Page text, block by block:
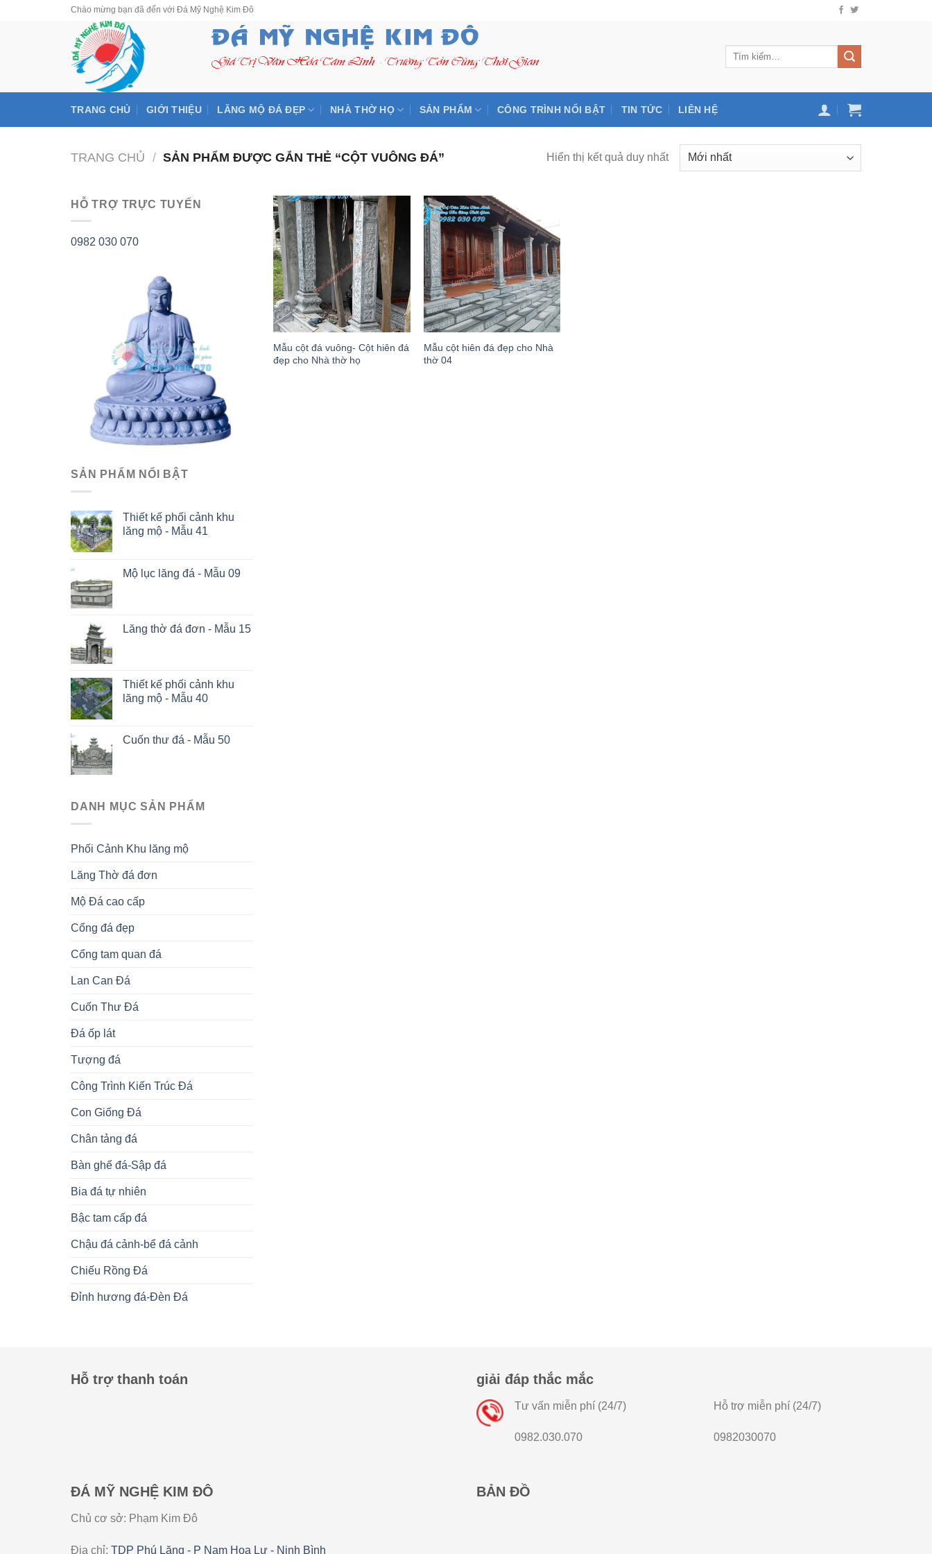
Chào mừng bạn đã đến với Đá Mỹ Nghệ Kim Đô
TRANG CHỦ GIỚI THIỆU LĂNG MỘ ĐÁ ĐẸP NHÀ THỜ HỌ SẢN PHẨM CÔNG TRÌNH NỔI BẬT TIN TỨC LIÊN HỆ
TRANG CHỦ / SẢN PHẨM ĐƯỢC GẮN THẺ “CỘT VUÔNG ĐÁ” Hiển thị kết quả duy nhất
HỖ TRỢ TRỰC TUYẾN
0982 030 070
SẢN PHẨM NỔI BẬT
Thiết kế phối cảnh khu
lăng mộ - Mẫu 41
Mộ lục lăng đá - Mẫu 09
Lăng thờ đá đơn - Mẫu 15
Thiết kế phối cảnh khu
lăng mộ - Mẫu 40
Cuốn thư đá - Mẫu 50
DANH MỤC SẢN PHẨM
Phối Cảnh Khu lăng mộ
Lăng Thờ đá đơn
Mộ Đá cao cấp
Cổng đá đẹp
Cổng tam quan đá
Lan Can Đá
Cuốn Thư Đá
Đá ốp lát
Tượng đá
Công Trình Kiến Trúc Đá
Con Giống Đá
Chân tảng đá
Bàn ghế đá-Sập đá
Bia đá tự nhiên
Bậc tam cấp đá
Chậu đá cảnh-bể đá cảnh
Chiếu Rồng Đá
Đỉnh hương đá-Đèn Đá
Mẫu cột đá vuông- Cột hiên đá
đẹp cho Nhà thờ họ
Mẫu cột hiên đá đẹp cho Nhà
thờ 04
Hỗ trợ thanh toán giải đáp thắc mắc
Tư vấn miễn phí (24/7)
0982.030.070
Hỗ trợ miễn phí (24/7)
0982030070
ĐÁ MỸ NGHỆ KIM ĐÔ
Chủ cơ sở: Phạm Kim Đô
Địa chỉ: TDP Phú Lăng - P Nam Hoa Lư - Ninh Bình
BẢN ĐỒ